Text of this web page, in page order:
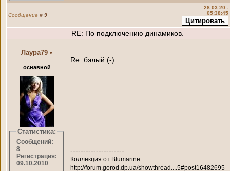
Сообщение # 9
28.03.20 -
05:38:45
RE: По подключению динамиков.
Лаура79 •
оснавной
Статистика:
Сообщений:
8
Регистрация:
09.10.2010
Re: бэлый (-)
---------------------
Коллекция от Blumarine
http://forum.gorod.dp.ua/showthread....5#post16482695